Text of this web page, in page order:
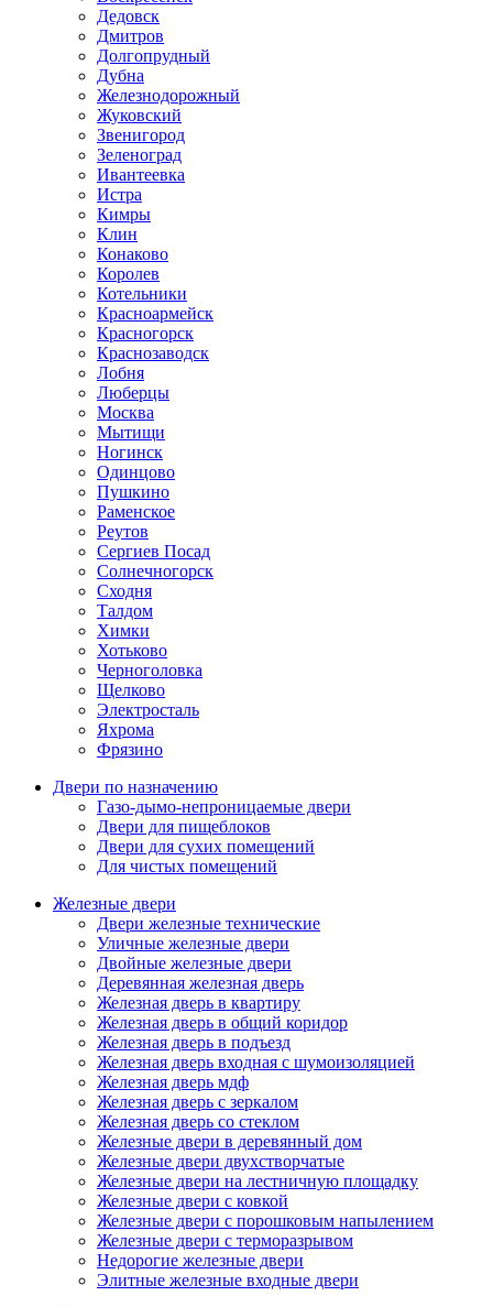
Дедовск
Дмитров
Долгопрудный
Дубна
Железнодорожный
Жуковский
Звенигород
Зеленоград
Ивантеевка
Истра
Кимры
Клин
Конаково
Королев
Котельники
Красноармейск
Красногорск
Краснозаводск
Лобня
Люберцы
Москва
Мытищи
Ногинск
Одинцово
Пушкино
Раменское
Реутов
Сергиев Посад
Солнечногорск
Сходня
Талдом
Химки
Хотьково
Черноголовка
Щелково
Электросталь
Яхрома
Фрязино
Двери по назначению
Газо-дымо-непроницаемые двери
Двери для пищеблоков
Двери для сухих помещений
Для чистых помещений
Железные двери
Двери железные технические
Уличные железные двери
Двойные железные двери
Деревянная железная дверь
Железная дверь в квартиру
Железная дверь в общий коридор
Железная дверь в подъезд
Железная дверь входная с шумоизоляцией
Железная дверь мдф
Железная дверь с зеркалом
Железная дверь со стеклом
Железные двери в деревянный дом
Железные двери двухстворчатые
Железные двери на лестничную площадку
Железные двери с ковкой
Железные двери с порошковым напылением
Железные двери с терморазрывом
Недорогие железные двери
Элитные железные входные двери